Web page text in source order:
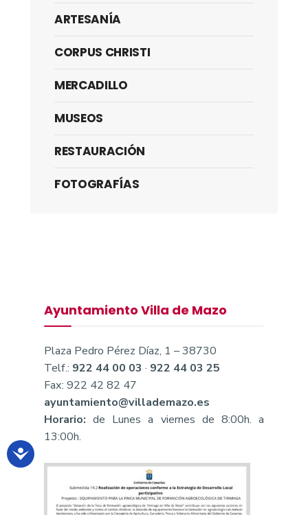
ARTESANÍA
CORPUS CHRISTI
MERCADILLO
MUSEOS
RESTAURACIÓN
FOTOGRAFÍAS
Ayuntamiento Villa de Mazo
Plaza Pedro Pérez Díaz, 1 – 38730
Telf.: 922 44 00 03 · 922 44 03 25
Fax: 922 42 82 47
ayuntamiento@villademazo.es
Horario: de Lunes a viernes de 8:00h. a
13:00h.